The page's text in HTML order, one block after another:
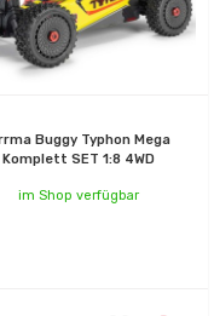
Buggy Typhon Mega
Komplett SET 1:8 4WD
im Shop verfügbar